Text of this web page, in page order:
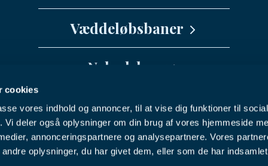
cookies
vores indhold og annoncer, til at vise dig funktioner til
deler også oplysninger om din brug af vores hjemmeside
annonceringspartnere og analysepartnere. Vores
oplysninger, du har givet dem, eller som de har
info@danskhv.dk
Væddeløbsbaner
Nykøbing F Travbane
Charlottenlund Travbane
Nyhedsbrev
Hestevæddeløb direkte i din indbakke?
NYHEDSBREV
Facebook Youtube Instagram